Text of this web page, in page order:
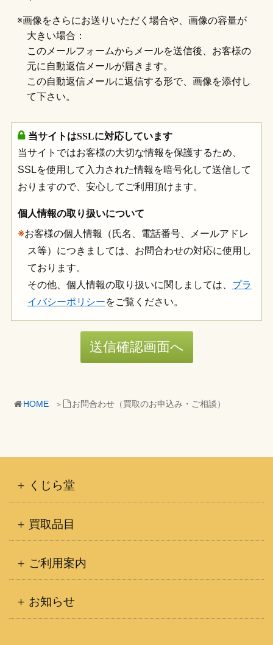
HOME お問合わせ（買取のお申込み・ご相談）
※画像をさらにお送りいただく場合や、画像の容量が
大きい場合：
このメールフォームからメールを送信後、お客様の
元に自動返信メールが届きます。
この自動返信メールに返信する形で、画像を添付し
て下さい。
当サイトはSSLに対応しています
当サイトではお客様の大切な情報を保護するため、
SSLを使用して入力された情報を暗号化して送信して
おりますので、安心してご利用頂けます。
個人情報の取り扱いについて
※お客様の個人情報（氏名、電話番号、メールアドレ
ス等）につきましては、お問合わせの対応に使用し
ております。
その他、個人情報の取り扱いに関しましては、 プラ
イバシーポリシーをご覧ください。
くじら堂
買取品目
ご利用案内
お知らせ